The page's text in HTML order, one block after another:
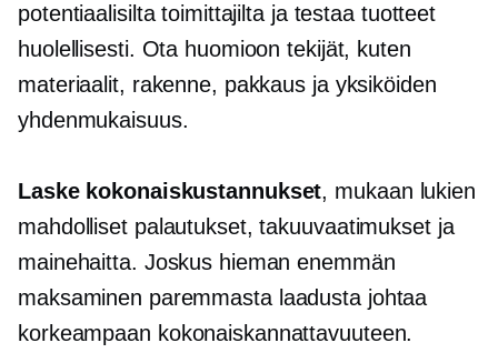
potentiaalisilta toimittajilta ja testaa tuotteet
huolellisesti. Ota huomioon tekijät, kuten
materiaalit, rakenne, pakkaus ja yksiköiden
yhdenmukaisuus.
Laske kokonaiskustannukset, mukaan lukien
mahdolliset palautukset, takuuvaatimukset ja
mainehaitta. Joskus hieman enemmän
maksaminen paremmasta laadusta johtaa
korkeampaan kokonaiskannattavuuteen.